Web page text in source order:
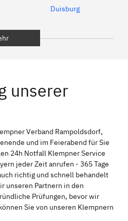
Duisburg
Bamberg
Passau
Rudelsdorf, Mittelfranken
unserer
Verband Rampoldsdorf,
und im Feierabend für Sie
24h Notfall Klempner Service
jeder Zeit anrufen - 365 Tage
richtig und schnell behandelt
unseren Partnern in den
Prüfungen, bevor wir
Sie von unseren Klempnern